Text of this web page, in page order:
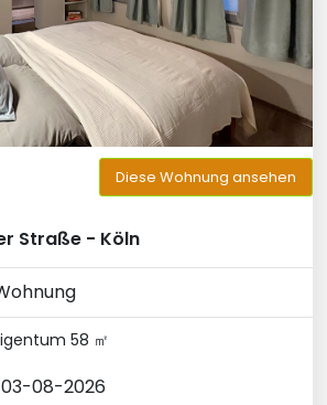
Diese Wohnung ansehen
Straße - Köln
58 ㎡
08-2026